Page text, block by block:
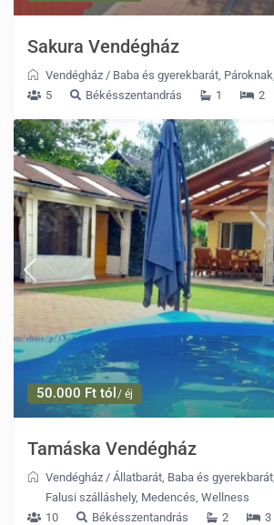
Sakura Vendégház
Vendégház / Baba és gyerekbarát Pároknak
5
Békésszentandrás 1 2
50.000 Ft tól / éj
Tamáska Vendégház
Vendégház /Állatbarát Baba és gyerekbarát
Falusi szálláshely, Medencés ,Wellness
10
Békésszentandrás 2 3